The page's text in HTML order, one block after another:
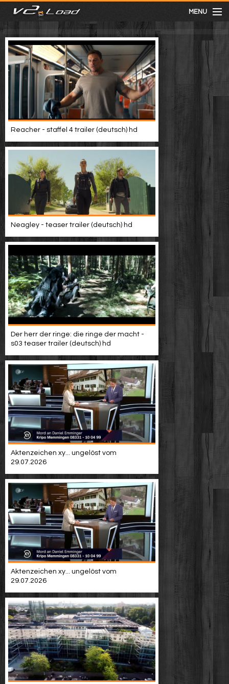
MENU
meist gesehen
neuste
kategorien
Menu
mit facebook anmelden
Informationen
Video suchen
Reacher - staffel 4 trailer (deutsch) hd
Neagley - teaser trailer (deutsch) hd
Der herr der ringe: die ringe der macht -
s03 teaser trailer (deutsch) hd
Aktenzeichen xy... ungelöst vom
29.07.2026
Aktenzeichen xy... ungelöst vom
29.07.2026